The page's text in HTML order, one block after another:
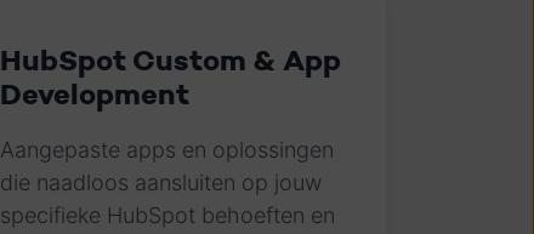
HubSpot Custom & App
Development
Aangepaste apps en oplossingen
die naadloos aansluiten op jouw
specifieke HubSpot behoeften en